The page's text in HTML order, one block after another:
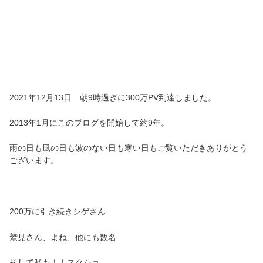
2021年12月13日 朝9時過ぎに300万PV到達しました。
2013年1月にこのブログを開始して約9年。
雨の日も風の日も波のない日も寒い日もご覧いただきありがとう
ございます。
200万に引き続きシゲさん
鷲見さん、よね、他にも数名